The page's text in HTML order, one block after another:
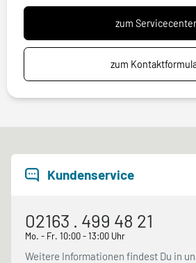
zum Servicecenter
zum
Kundenservice
02163 . 499 48 21
Mo. - Fr. 10:00 - 13:00 Uhr
Weitere Informationen findest Du in